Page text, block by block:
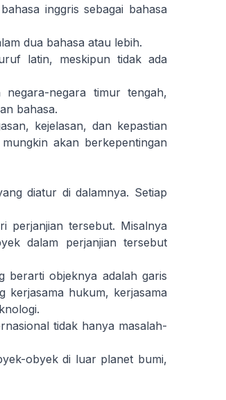
inggris sebagai bahasa
dua bahasa atau lebih.
latin, meskipun tidak ada
negara timur tengah,
bahasa.
kejelasan, dan kepastian
akan berkepentingan
diatur di dalamnya. Setiap
perjanjian tersebut. Misalnya
dalam perjanjian tersebut
berarti objeknya adalah garis
kerjasama hukum, kerjasama
tidak hanya masalah-
obyek di luar planet bumi,